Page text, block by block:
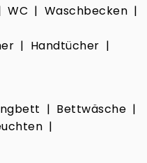
| Waschbecken |
| Handtücher |
| Bettwäsche |
|